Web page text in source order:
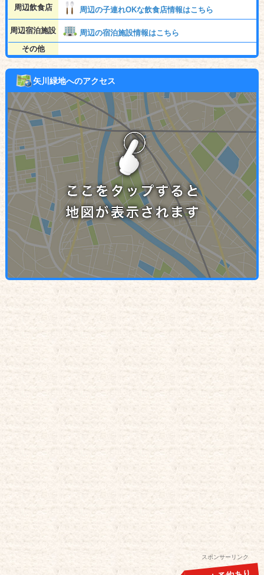
周辺飲食店 周辺の子連れOKな飲食店情報はこちら
周辺宿泊施設
周辺の宿泊施設情報はこちら
その他
矢川緑地へのアクセス
スポンサーリンク